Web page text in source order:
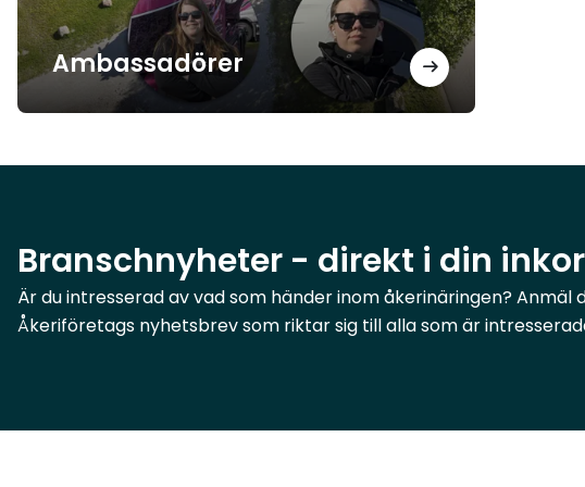
Ambassadörer
Branschnyheter - direkt i din
Är du intresserad av vad som händer inom åkerinäringen? Anmäl
Åkeriföretags nyhetsbrev som riktar sig till alla som är